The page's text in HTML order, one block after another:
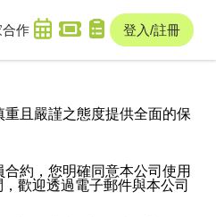
合作 登入/註冊
且嚴謹之態度提供全面的保
約，您明確同意本公司使用
歡迎透過電子郵件與本公司